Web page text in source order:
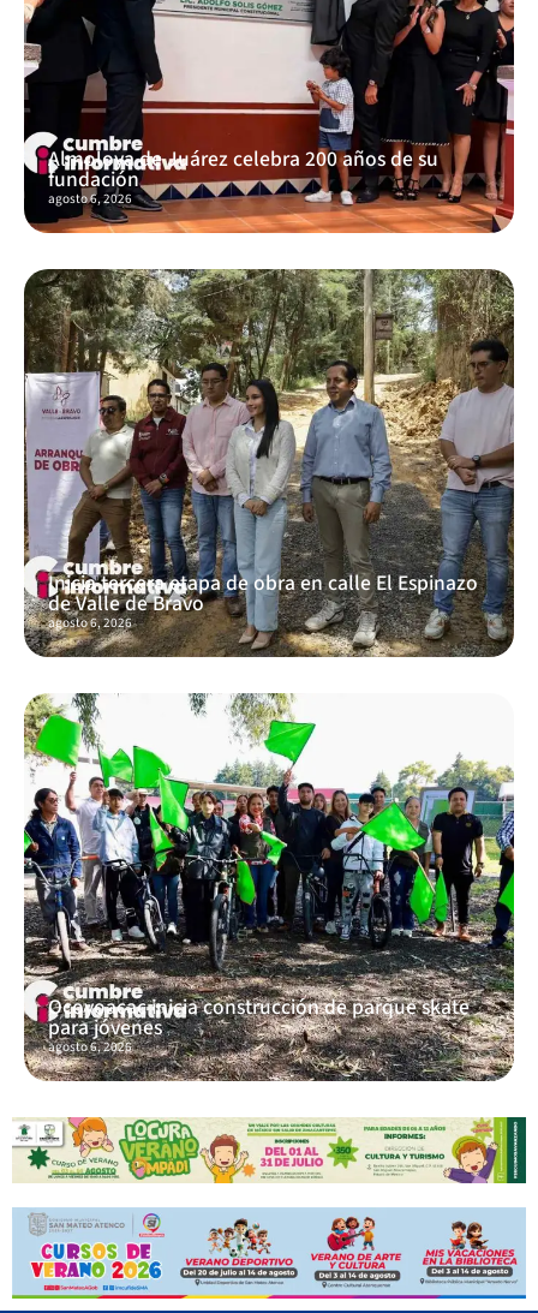
Almoloya de Juárez celebra 200 años de su
fundación
agosto 6, 2026
Inicia tercera etapa de obra en calle El Espinazo
de Valle de Bravo
agosto 6, 2026
Ocoyoacac inicia construcción de parque skate
para jóvenes
agosto 6, 2026